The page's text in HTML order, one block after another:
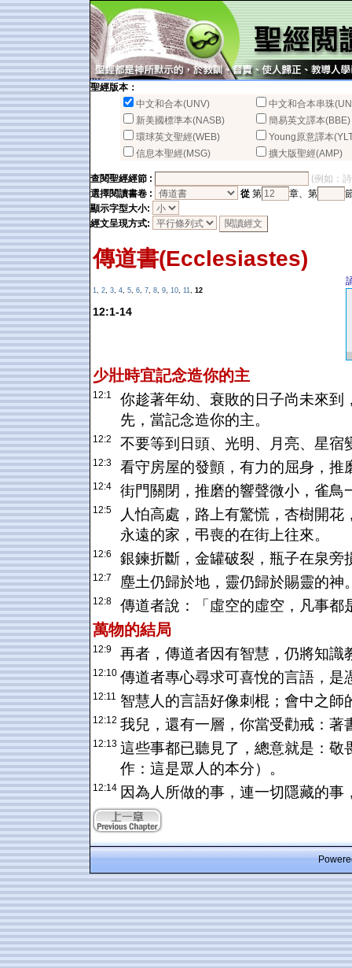
聖經版本：
中文和合本(UNV)
中文和合本串珠
新美國標準本(NASB)
簡易英文譯本(BBE)
環球英文聖經(WEB)
Young原意譯本
信息本聖經(MSG)
擴大版聖經(AMP)
查閱聖經經節 :
(例如：
選擇閱讀書卷 :
從 第 章、第
顯示字型大小:
經文呈現方式:
傳道書(Ecclesiastes)
1, 2, 3, 4, 5, 6, 7, 8, 9, 10, 11, 12
12:1-14
少壯時宜記念造你的主
12:1
你趁著年幼、衰敗的日子尚未來
先，當記念造你的主。
12:2 不要等到日頭、光明、月亮、星宿
12:3 看守房屋的發顫，有力的屈身，
12:4 街門關閉，推磨的響聲微小，雀
12:5
人怕高處，路上有驚慌，杏樹開
永遠的家，弔喪的在街上往來。
12:6 銀鍊折斷，金罐破裂，瓶子在泉旁
12:7 塵土仍歸於地，靈仍歸於賜靈的神
12:8 傳道者說：「虛空的虛空，凡事都
萬物的結局
12:9 再者，傳道者因有智慧，仍將知
12:10 傳道者專心尋求可喜悅的言語，是
12:11 智慧人的言語好像刺棍；會中之
12:12 我兒，還有一層，你當受勸戒：
12:13 這些事都已聽見了，總意就是：
作：這是眾人的本分）。
12:14 因為人所做的事，連一切隱藏的